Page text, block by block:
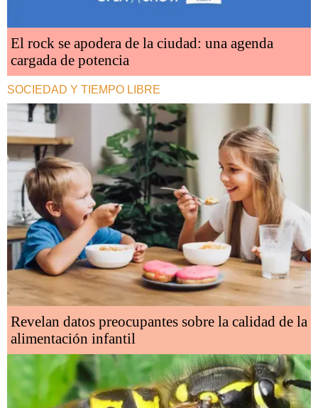
El rock se apodera de la ciudad: una agenda
cargada de potencia
SOCIEDAD Y TIEMPO LIBRE
Revelan datos preocupantes sobre la calidad de la
alimentación infantil